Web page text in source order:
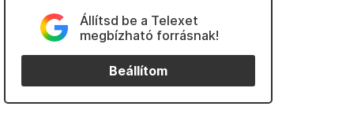
Állítsd be a Telexet
megbízható forrásnak!
Beállítom